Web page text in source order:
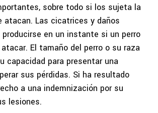
sobre todo si los sujeta la
atacan. Las cicatrices y daños
en un instante si un perro
El tamaño del perro o su raza
capacidad para presentar una
sus pérdidas. Si ha resultado
a una indemnización por su
lesiones.